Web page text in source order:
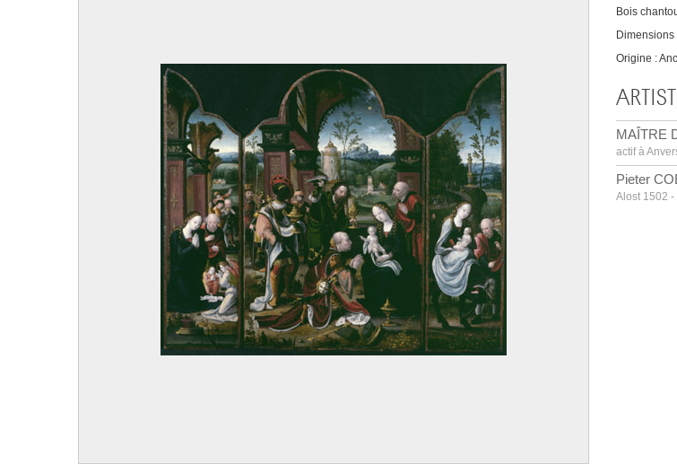
Bois
Origine :
MAÎTRE
actif à
Pieter
Alost 1502